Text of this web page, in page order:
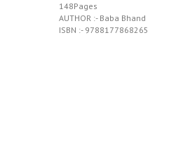
148Pages
AUTHOR :- Baba Bhand
ISBN :- 9788177868265